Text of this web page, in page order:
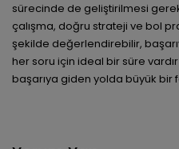
sürecinde de geliştirilmesi
çalışma, doğru strateji ve bol
şekilde değerlendirebilir,
her soru için ideal bir süre
başarıya giden yolda büyük bir